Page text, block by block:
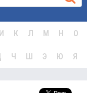
И К Л М Н О
Ч Ш Э Ю Я